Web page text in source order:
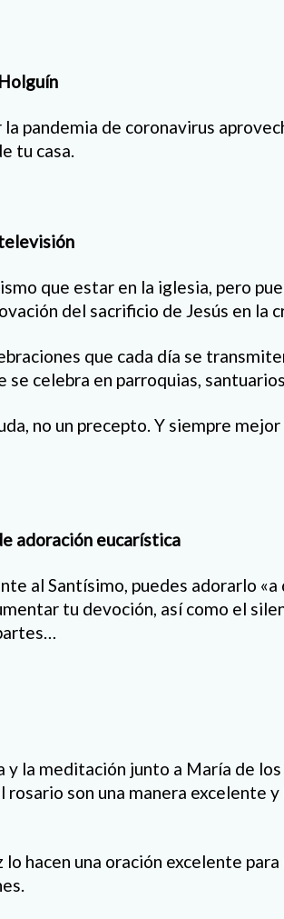
la pandemia de coronavirus
tu casa.
que estar en la iglesia, pero
del sacrificio de Jesús en la
que cada día se
se celebra en parroquias,
no un precepto. Y siempre
adoración eucarística
al Santísimo, puedes adorarlo
tu devoción, así como el
y la meditación junto a María de
rosario son una manera excelente
lo hacen una oración excelente